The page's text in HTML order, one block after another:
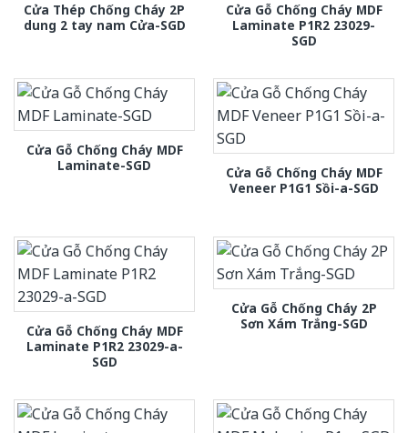
Cửa Thép Chống Cháy 2P
dung 2 tay nam Cửa-SGD
Cửa Gỗ Chống Cháy MDF
Laminate P1R2 23029-
SGD
Cửa Gỗ Chống Cháy MDF
Laminate-SGD
Cửa Gỗ Chống Cháy MDF
Veneer P1G1 Sồi-a-SGD
Cửa Gỗ Chống Cháy MDF
Laminate P1R2 23029-a-
SGD
Cửa Gỗ Chống Cháy 2P
Sơn Xám Trắng-SGD